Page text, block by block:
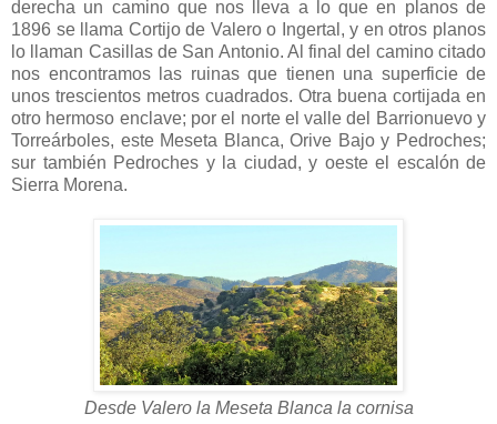
derecha un camino que nos lleva a lo que en planos de
1896 se llama Cortijo de Valero o Ingertal, y en otros planos
lo llaman Casillas de San Antonio. Al final del camino citado
nos encontramos las ruinas que tienen una superficie de
unos trescientos metros cuadrados. Otra buena cortijada en
otro hermoso enclave; por el norte el valle del Barrionuevo y
Torreárboles, este Meseta Blanca, Orive Bajo y Pedroches;
sur también Pedroches y la ciudad, y oeste el escalón de
Sierra Morena.
Desde Valero la Meseta Blanca la cornisa